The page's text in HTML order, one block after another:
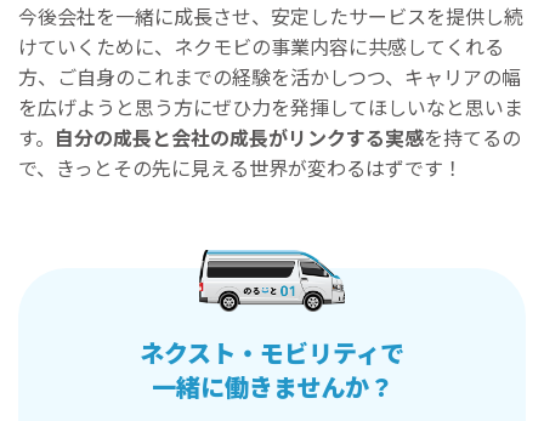
今後会社を一緒に成長させ、安定したサービスを提供し続
けていくために、ネクモビの事業内容に共感してくれる
方、ご自身のこれまでの経験を活かしつつ、キャリアの幅
を広げようと思う方にぜひ力を発揮してほしいなと思いま
す。 自分の成長と会社の成長がリンクする実感を持てるの
で、きっとその先に見える世界が変わるはずです！
ネクスト・モビリティで
一緒に働きませんか？